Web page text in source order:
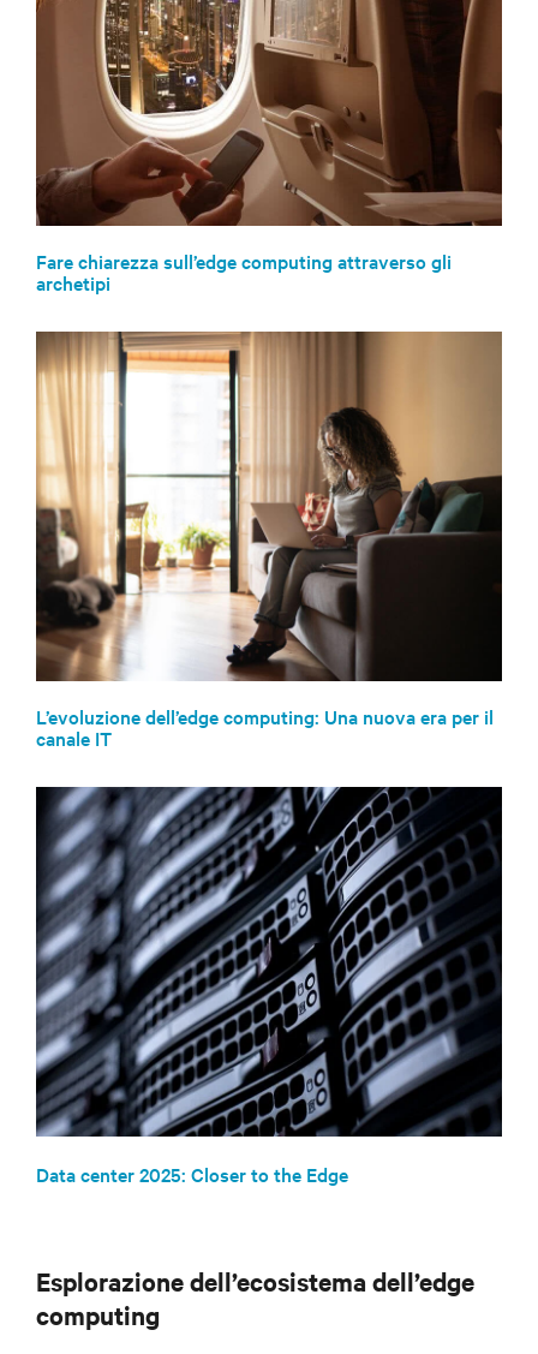
Fare chiarezza sull’edge computing attraverso gli
archetipi
L’evoluzione dell’edge computing: Una nuova era per il
canale IT
Data center 2025: Closer to the Edge
Esplorazione dell’ecosistema dell’edge
computing